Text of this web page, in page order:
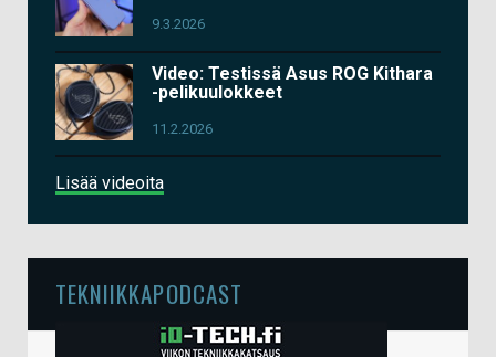
9.3.2026
Video: Testissä Asus ROG Kithara
-pelikuulokkeet
11.2.2026
Lisää videoita
TEKNIIKKAPODCAST